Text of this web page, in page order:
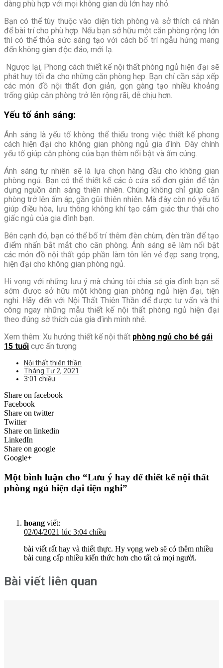
dàng phù hợp với mọi không gian dù lớn hay nhỏ.
Bạn có thể tùy thuộc vào diện tích phòng và sở thích cá nhân
để bài trí cho phù hợp. Nếu bạn sở hữu một căn phòng rộng lớn
thì có thể thỏa sức sáng tạo với cách bố trí ngẫu hứng mang
đến không gian độc đáo, mới lạ.
Ngược lại, Phong cách thiết kế nội thất phòng ngủ hiện đại sẽ
phát huy tối đa cho những căn phòng hẹp. Bạn chỉ cần sắp xếp
các món đồ nội thất đơn giản, gọn gàng tạo nhiều khoảng
trống giúp căn phòng trở lên rộng rãi, dễ chịu hơn.
Yếu tố ánh sáng:
Ánh sáng là yếu tố không thể thiếu trong việc thiết kế phong
cách hiện đại cho không gian phòng ngủ gia đình. Đây chính
yếu tố giúp căn phòng của bạn thêm nổi bật và ấm cúng.
Ánh sáng tự nhiên sẽ là lựa chọn hàng đầu cho không gian
phòng ngủ. Bạn có thể thiết kế các ô cửa sổ đơn giản để tận
dụng nguồn ánh sáng thiên nhiên. Chúng không chỉ giúp căn
phòng trở lên ấm áp, gần gũi thiên nhiên. Mà đây còn nó yếu tố
giúp điều hòa, lưu thông không khí tạo cảm giác thư thái cho
giấc ngủ của gia đình bạn.
Bên cạnh đó, bạn có thể bố trí thêm đèn chùm, đèn trần để tạo
điểm nhấn bắt mắt cho căn phòng. Ánh sáng sẽ làm nổi bật
các món đồ nội thất góp phần làm tôn lên vẻ đẹp sang trọng,
hiện đại cho không gian phòng ngủ.
Hi vọng với những lưu ý mà chúng tôi chia sẻ gia đình bạn sẽ
sớm được sở hữu một không gian phòng ngủ hiện đại, tiện
nghi. Hãy đến với Nội Thất Thiên Thần để được tư vấn và thi
công ngay những mẫu thiết kế nội thất phòng ngủ hiện đại
theo đúng sở thích của gia đình mình nhé.
Xem thêm: Xu hướng thiết kế nội thất phòng ngủ cho bé gái
15 tuổi cực ấn tượng
Nội thất thiên thần
Tháng Tư 2, 2021
3:01 chiều
Share on facebook
Facebook
Share on twitter
Twitter
Share on linkedin
LinkedIn
Share on google
Google+
Một bình luận cho “Lưu ý hay để thiết kế nội thất
phòng ngủ hiện đại tiện nghi”
hoang viết:
02/04/2021 lúc 3:04 chiều
bài viết rất hay và thiết thực. Hy vọng web sẽ có thêm nhiều
bài cung cấp nhiều kiến thức hơn cho tất cả mọi người.
Bài viết liên quan